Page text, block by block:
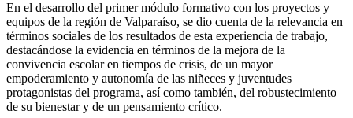
En el desarrollo del primer módulo formativo con los proyectos y
equipos de la región de Valparaíso, se dio cuenta de la relevancia en
términos sociales de los resultados de esta experiencia de trabajo,
destacándose la evidencia en términos de la mejora de la
convivencia escolar en tiempos de crisis, de un mayor
empoderamiento y autonomía de las niñeces y juventudes
protagonistas del programa, así como también, del robustecimiento
de su bienestar y de un pensamiento crítico.